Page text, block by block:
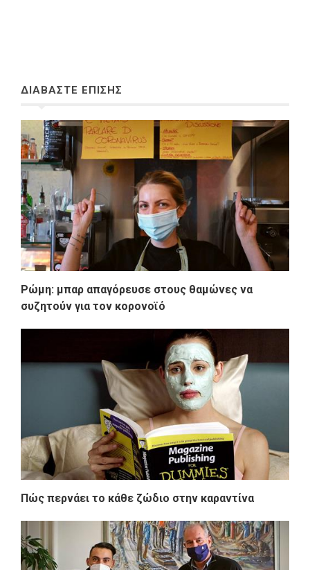
ΔΙΑΒΑΣΤΕ ΕΠΙΣΗΣ
Ρώμη: μπαρ απαγόρευσε στους θαμώνες να
συζητούν για τον κορονοϊό
Πώς περνάει το κάθε ζώδιο στην καραντίνα